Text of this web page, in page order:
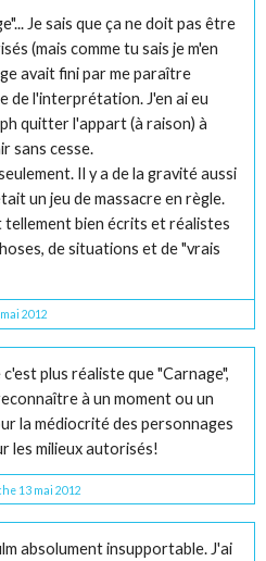
Je sais que ça ne doit pas être
(mais comme tu sais je m'en
avait fini par me paraître
de l'interprétation. J'en ai eu
quitter l'appart (à raison) à
sans cesse.
Il y a de la gravité aussi
un jeu de massacre en règle.
tellement bien écrits et réalistes
de situations et de "vrais
mai 2012
plus réaliste que "Carnage",
à un moment ou un
la médiocrité des personnages
les milieux autorisés!
13 mai 2012
absolument insupportable. J'ai